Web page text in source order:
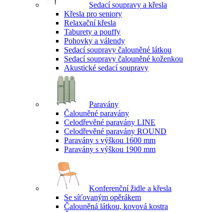
Sedací soupravy a křesla
Křesla pro seniory
Relaxační křesla
Taburety a pouffy
Pohovky a válendy
Sedací soupravy čalouněné látkou
Sedací soupravy čalouněné koženkou
Akustické sedací soupravy
Paravány
Čalouněné paravány
Celodřevěné paravány LINE
Celodřevěné paravány ROUND
Paravány s výškou 1600 mm
Paravány s výškou 1900 mm
Konferenční židle a křesla
Se síťovaným opěrákem
Čalouněná látkou, kovová kostra